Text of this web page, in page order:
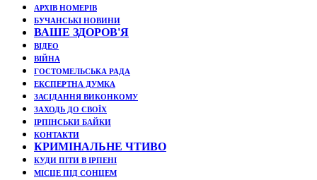
АРХІВ НОМЕРІВ
БУЧАНСЬКІ НОВИНИ
ВАШЕ ЗДОРОВ'Я
ВІДЕО
ВІЙНА
ГОСТОМЕЛЬСЬКА РАДА
ЕКСПЕРТНА ДУМКА
ЗАСІДАННЯ ВИКОНКОМУ
ЗАХОДЬ ДО СВОЇХ
ІРПІНСЬКИ БАЙКИ
КОНТАКТИ
КРИМІНАЛЬНЕ ЧТИВО
КУДИ ПІТИ В ІРПЕНІ
МІСЦЕ ПІД СОНЦЕМ